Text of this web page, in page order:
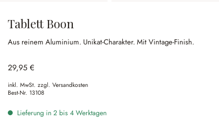
Tablett Boon
Aus reinem Aluminium. Unikat-Charakter. Mit Vintage-Finish.
29,95 €
inkl. MwSt. zzgl. Versandkosten
Best-Nr. 13108
Lieferung in 2 bis 4 Werktagen